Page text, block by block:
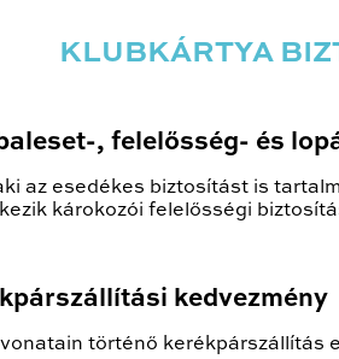
KLUBKÁRTYA
, felelősség- és
az esedékes biztosítást is
károkozói felelősségi
kedvezmény
történő